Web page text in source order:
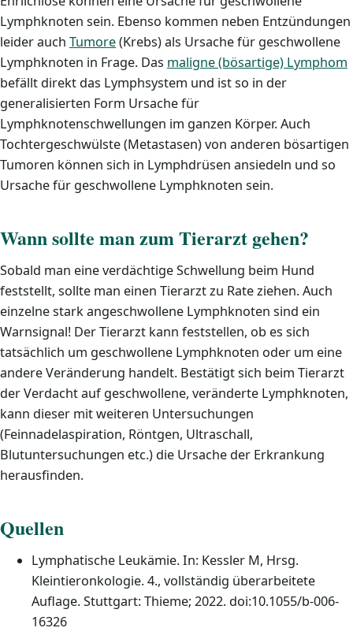
Lymphknoten sein. Ebenso kommen neben Entzündungen
leider auch Tumore(Krebs) als Ursache für geschwollene
Lymphknoten in Frage. Das maligne (bösartige) Lymphom
befällt direkt das Lymphsystem und ist so in der
generalisierten Form Ursache für
Lymphknotenschwellungen im ganzen Körper. Auch
Tochtergeschwülste (Metastasen) von anderen bösartigen
Tumoren können sich in Lymphdrüsen ansiedeln und so
Ursache für geschwollene Lymphknoten sein.
Wann sollte man zum Tierarzt gehen?
Sobald man eine verdächtige Schwellung beim Hund
feststellt, sollte man einen Tierarzt zu Rate ziehen. Auch
einzelne stark angeschwollene Lymphknoten sind ein
Warnsignal! Der Tierarzt kann feststellen, ob es sich
tatsächlich um geschwollene Lymphknoten oder um eine
andere Veränderung handelt. Bestätigt sich beim Tierarzt
der Verdacht auf geschwollene, veränderte Lymphknoten,
kann dieser mit weiteren Untersuchungen
(Feinnadelaspiration, Röntgen, Ultraschall,
Blutuntersuchungen etc.) die Ursache der Erkrankung
herausfinden.
Quellen
Lymphatische Leukämie. In: Kessler M, Hrsg.
Kleintieronkologie. 4., vollständig überarbeitete
Auflage. Stuttgart: Thieme; 2022. doi:10.1055/b-006-
16326